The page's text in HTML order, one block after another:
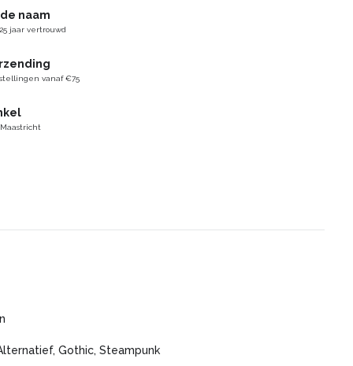
naam
jaar vertrouwd
vanaf €75
Gothic, Steampunk